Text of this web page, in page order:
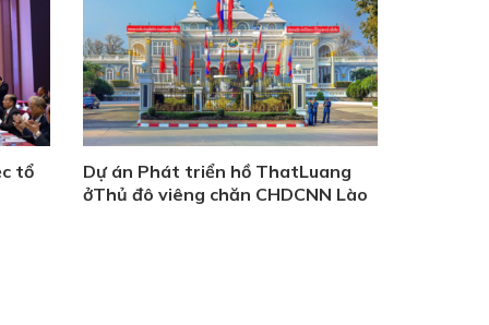
tổ
Dự án Phát triển hồ ThatLuang
ởThủ đô viêng chăn CHDCNN Lào